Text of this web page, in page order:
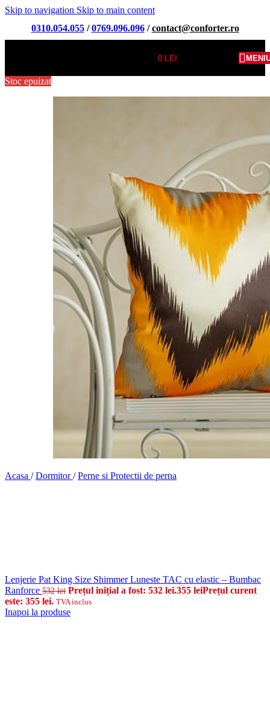
Skip to navigation Skip to main content
0310.054.055/0769.096.096/contact@conforter.ro
0LEI
Stoc epuizat
Acasa / Dormitor/ Perne si Protectii de perna
Lenjerie Pat King Size Shimmer Luneste TAC cu elastic – Bumbac
Ranforce 532lei Prețul inițial a fost: 532 lei.355 leiPrețul curent
este: 355 lei. TVA inclus
Inapoi la produse